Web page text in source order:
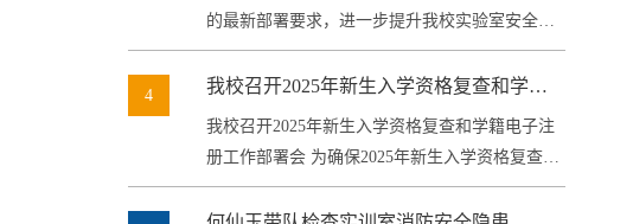
的最新部署要求，进一步提升我校实验室安全管
理水平及师生应急处置能力，2...
4
我校召开2025年新生入学资格复查和学籍
电子注册工作部署会
我校召开2025年新生入学资格复查和学籍电子注
册工作部署会 为确保2025年新生入学资格复查和
学籍电子注册工作顺利完成...